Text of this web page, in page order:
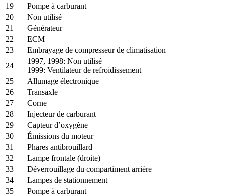
19
Pompe à carburant
20
Non utilisé
21
Générateur
22
ECM
23
Embrayage de compresseur de climatisation
24
1997, 1998: Non utilisé
1999: Ventilateur de refroidissement
25
Allumage électronique
26
Transaxle
27
Corne
28
Injecteur de carburant
29
Capteur d’oxygène
30
Émissions du moteur
31
Phares antibrouillard
32
Lampe frontale (droite)
33
Déverrouillage du compartiment arrière
34
Lampes de stationnement
35
Pompe à carburant